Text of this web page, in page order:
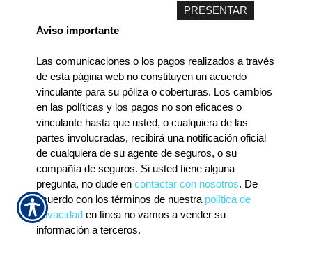
Aviso importante
Las comunicaciones o los pagos realizados a través
de esta página web no constituyen un acuerdo
vinculante para su póliza o coberturas. Los cambios
en las políticas y los pagos no son eficaces o
vinculante hasta que usted, o cualquiera de las
partes involucradas, recibirá una notificación oficial
de cualquiera de su agente de seguros, o su
compañía de seguros. Si usted tiene alguna
pregunta, no dude en contactar con nosotros. De
acuerdo con los términos de nuestra política de
privacidaden línea no vamos a vender su
información a terceros.